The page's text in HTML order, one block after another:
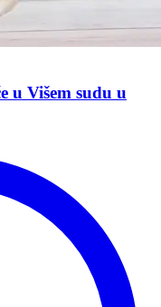
u Višem sudu u